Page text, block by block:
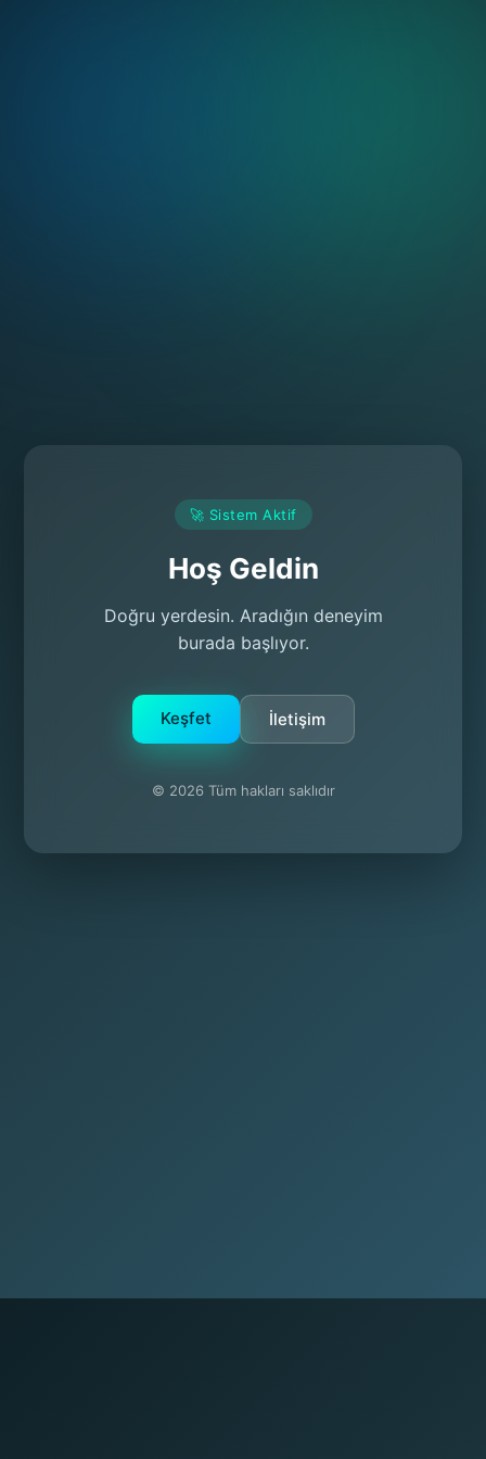
🚀 Sistem Aktif
Hoş Geldin
Doğru yerdesin. Aradığın deneyim
burada başlıyor.
Keşfet İletişim
© 2026 Tüm hakları saklıdır